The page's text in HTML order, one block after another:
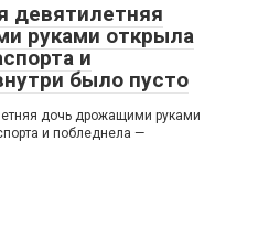
девятилетняя
руками открыла
и
было пусто
дочь дрожащими руками
и побледнела —